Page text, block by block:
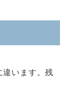
います。残